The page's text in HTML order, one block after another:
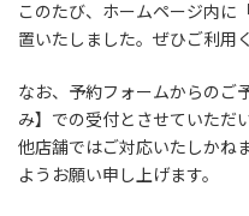
このたび、ホームページ内に
置いたしました。ぜひご利用
なお、予約フォームからのご
み】での受付とさせていただ
他店舗ではご対応いたしかね
ようお願い申し上げます。